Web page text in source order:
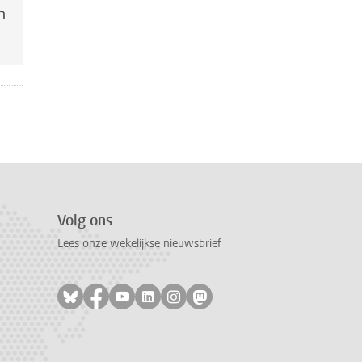
Volg ons
Lees onze wekelijkse nieuwsbrief
Volg ons op bluesky
Volg ons op facebook
Volg ons op youtube
Volg ons op linkedin
Volg ons op instagram
Volg ons op mastodon